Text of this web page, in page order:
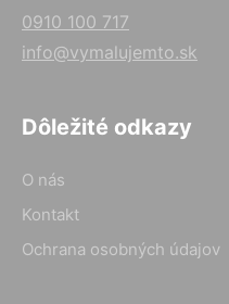
0910 100 717
info@vymalujemto.sk
Dôležité odkazy
O nás
Kontakt
Ochrana osobných údajov